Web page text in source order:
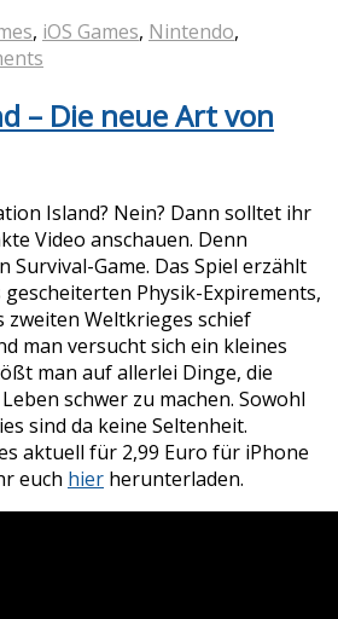
, iOS Games, Nintendo,
– Die neue Art von
Island? Nein? Dann solltet ihr
Video anschauen. Denn
Survival-Game. Das Spiel erzählt
gescheiterten Physik-Expirements,
zweiten Weltkrieges schief
man versucht sich ein kleines
man auf allerlei Dinge, die
schwer zu machen. Sowohl
sind da keine Seltenheit.
aktuell für 2,99 Euro für iPhone
euch hier herunterladen.